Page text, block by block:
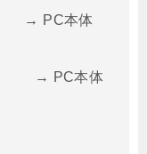
PC本体
本体